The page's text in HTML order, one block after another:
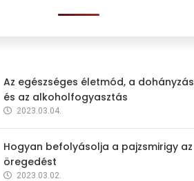
Az egészséges életmód, a dohányzás
és az alkoholfogyasztás
2023.03.04.
Hogyan befolyásolja a pajzsmirigy az
öregedést
2023.03.02.